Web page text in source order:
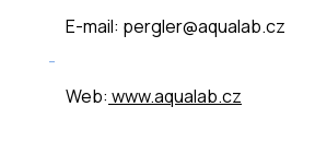
E-mail: pergler@aqualab.cz
Web: www.aqualab.cz